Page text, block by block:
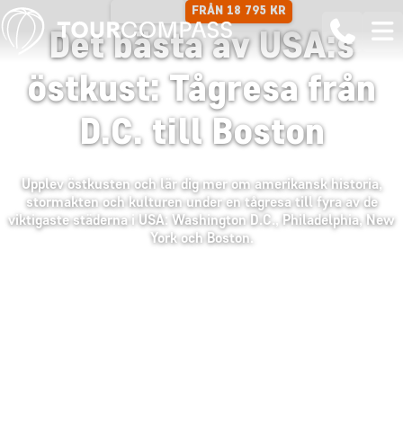
FRÅN 18 795 KR
Det bästa av USA:s
östkust: Tågresa från
D.C. till Boston
Upplev östkusten och lär dig mer om amerikansk historia,
stormakten och kulturen under en tågresa till fyra av de
viktigaste städerna i USA: Washington D.C., Philadelphia, New
York och Boston.